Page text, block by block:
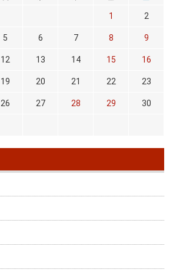
1 2
5 6 7 8 9
12 13 14 15 16
19 20 21 22 23
26 27 28 29 30